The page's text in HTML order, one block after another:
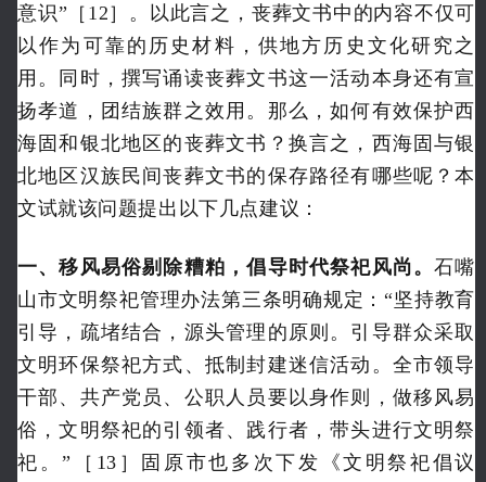
意识”［12］。以此言之，丧葬文书中的内容不仅可
以作为可靠的历史材料，供地方历史文化研究之
用。同时，撰写诵读丧葬文书这一活动本身还有宣
扬孝道，团结族群之效用。那么，如何有效保护西
海固和银北地区的丧葬文书？换言之，西海固与银
北地区汉族民间丧葬文书的保存路径有哪些呢？本
文试就该问题提出以下几点建议：
一、移风易俗剔除糟粕，倡导时代祭祀风尚。石嘴
山市文明祭祀管理办法第三条明确规定：“坚持教育
引导，疏堵结合，源头管理的原则。引导群众采取
文明环保祭祀方式、抵制封建迷信活动。全市领导
干部、共产党员、公职人员要以身作则，做移风易
俗，文明祭祀的引领者、践行者，带头进行文明祭
祀。”［13］固原市也多次下发《文明祭祀倡议